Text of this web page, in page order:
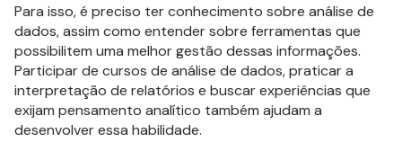
Para isso, é preciso ter conhecimento sobre análise de
dados, assim como entender sobre ferramentas que
possibilitem uma melhor gestão dessas informações.
Participar de cursos de análise de dados, praticar a
interpretação de relatórios e buscar experiências que
exijam pensamento analítico também ajudam a
desenvolver essa habilidade.